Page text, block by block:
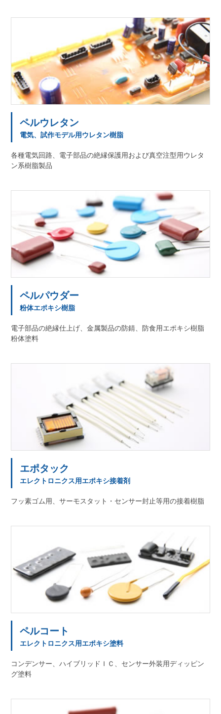
ペルウレタン
電気、試作モデル用ウレタン樹脂
各種電気回路、電子部品の絶縁保護用および真空注型用ウレタ
ン系樹脂製品
ペルパウダー
粉体エポキシ樹脂
電子部品の絶縁仕上げ、金属製品の防錆、防食用エポキシ樹脂
粉体塗料
エポタック
エレクトロニクス用エポキシ接着剤
フッ素ゴム用、サーモスタット・センサー封止等用の接着樹脂
ペルコート
エレクトロニクス用エポキシ塗料
コンデンサー、ハイブリッドＩＣ、センサー外装用ディッピン
グ塗料